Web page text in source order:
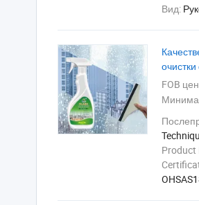
Вид:
FOB
Product